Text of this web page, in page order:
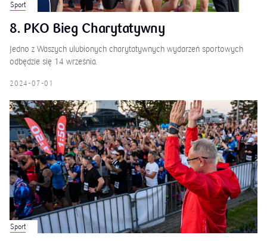
Sport
8. PKO Bieg Charytatywny
Jedno z Waszych ulubionych charytatywnych wydarzeń sportowych
odbędzie się 14 września.
2024-07-01
Sport